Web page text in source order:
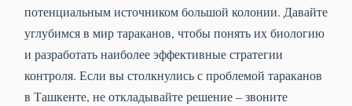
потенциальным источником большой колонии. Давайте
углубимся в мир тараканов, чтобы понять их биологию
и разработать наиболее эффективные стратегии
контроля. Если вы столкнулись с проблемой тараканов
в Ташкенте, не откладывайте решение – звоните